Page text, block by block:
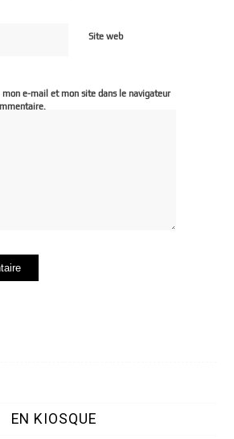
Site web
mon e-mail et mon site dans le navigateur
EN KIOSQUE